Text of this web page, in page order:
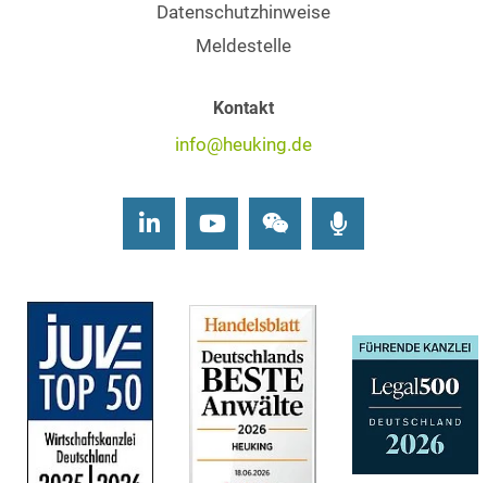
Datenschutzhinweise
Meldestelle
Kontakt
info@heuking.de
LinkedInYoutubeWechat